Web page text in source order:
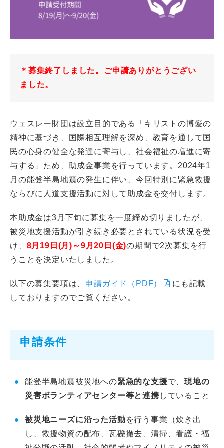
＊募集終了しました。ご申請ありがとうござい
ました。
ウェスレー財団は設立目的である「キリストの博愛の
精神に基づき、国際相互理解を深め、教育を通して国
民の心身の健全な発達に寄与し、社会福祉の増進に寄
与する」ため、助成金事業を行っています。2024年1
月の能登半島地震の発生に伴い、今回特別に緊急救援
ならびに人道支援活動に対して助成金を交付します。
本助成金は3月下旬に募集を一度締め切りましたが、
被災地支援活動が引き続き必要とされている状況を受
け、 8月19日(月)～9月20日(金)の期間で2次募集を行
うことを決定いたしました。
以下の募集要項は、 申請ガイド（PDF）
にも記載
しておりますのでご覧ください。
申請条件
能登半島地震被災地への緊急的な支援で、現地の
災害ボランティアセンター等と連携 していること
被災地ニーズに沿った活動を行う事業（炊き出
し、救援物資の配布、瓦礫撤去、清掃、看護・福